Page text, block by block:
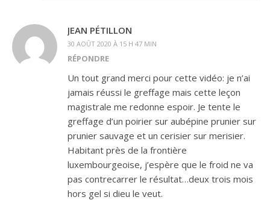
JEAN PÉTILLON
30 AOÛT 2020 À 15 H 47 MIN
RÉPONDRE
Un tout grand merci pour cette vidéo: je n’ai
jamais réussi le greffage mais cette leçon
magistrale me redonne espoir. Je tente le
greffage d’un poirier sur aubépine prunier sur
prunier sauvage et un cerisier sur merisier.
Habitant près de la frontière
luxembourgeoise, j’espère que le froid ne va
pas contrecarrer le résultat…deux trois mois
hors gel si dieu le veut.